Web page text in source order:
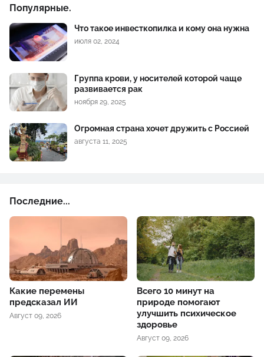
Популярные.
Что такое инвесткопилка и кому она нужна
июля 02, 2024
Группа крови, у носителей которой чаще
развивается рак
ноября 29, 2025
Огромная страна хочет дружить с Россией
августа 11, 2025
Последние...
Какие перемены
предсказал ИИ
Август 09, 2026
Всего 10 минут на
природе помогают
улучшить психическое
здоровье
Август 09, 2026